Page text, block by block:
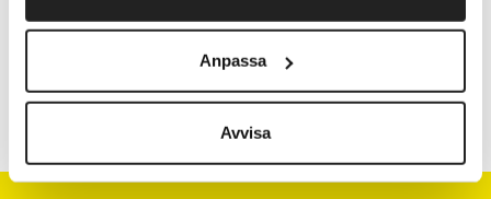
Anpassa
Avvisa
Volumen (ml)
920433 500